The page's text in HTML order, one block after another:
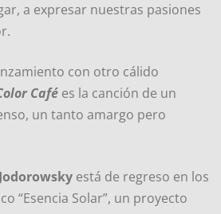
a expresar nuestras pasiones
con otro cálido
Café es la canción de un
un tanto amargo pero
está de regreso en los
“Esencia Solar”, un proyecto